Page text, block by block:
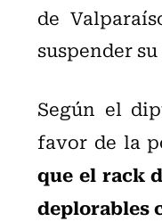
de
suspender
Según el
favor de la
que el rack
deplorables